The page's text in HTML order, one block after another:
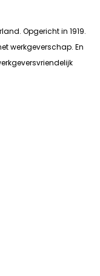
Opgericht in 1919.
werkgeverschap. En